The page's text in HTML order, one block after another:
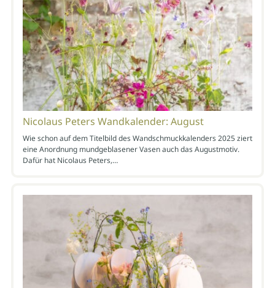
Nicolaus Peters Wandkalender: August
Wie schon auf dem Titelbild des Wandschmuckkalenders 2025 ziert
eine Anordnung mundgeblasener Vasen auch das Augustmotiv.
Dafür hat Nicolaus Peters,…